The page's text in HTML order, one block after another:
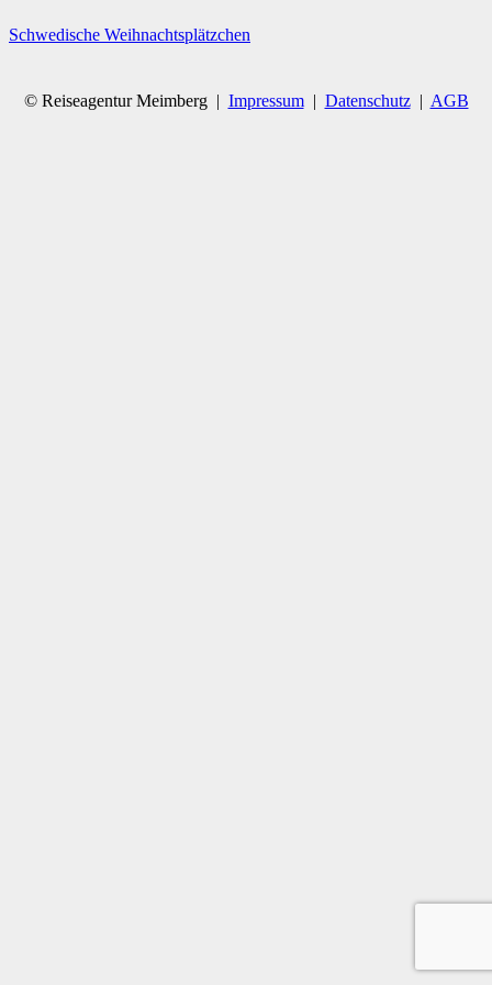
Schwedische Weihnachtsplätzchen
© Reiseagentur Meimberg | Impressum| Datenschutz| AGB